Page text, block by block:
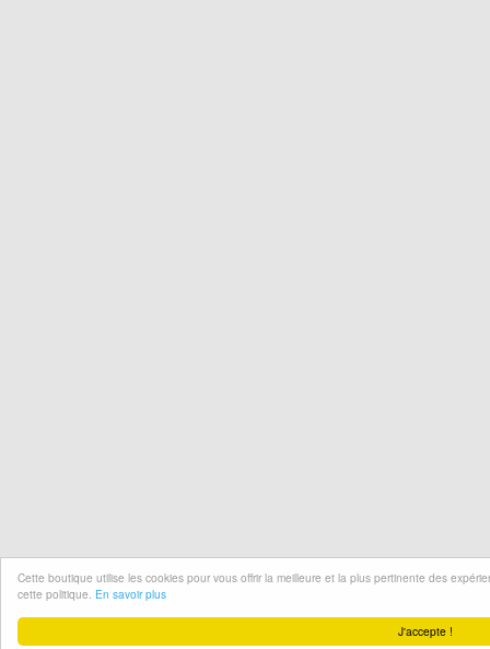
J'accepte !
Cette boutique utilise les cookies pour vous offrir la meilleure et la plus pertinente des
cette politique. En savoir plus